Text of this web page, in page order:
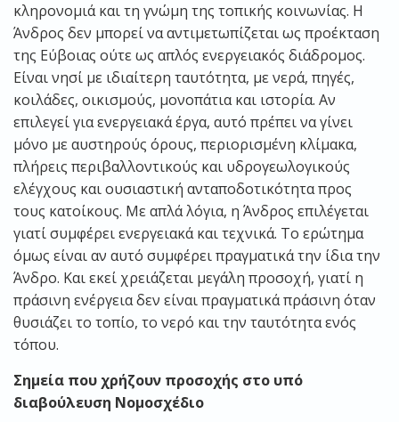
κληρονομιά και τη γνώμη της τοπικής κοινωνίας. Η
Άνδρος δεν μπορεί να αντιμετωπίζεται ως προέκταση
της Εύβοιας ούτε ως απλός ενεργειακός διάδρομος.
Είναι νησί με ιδιαίτερη ταυτότητα, με νερά, πηγές,
κοιλάδες, οικισμούς, μονοπάτια και ιστορία. Αν
επιλεγεί για ενεργειακά έργα, αυτό πρέπει να γίνει
μόνο με αυστηρούς όρους, περιορισμένη κλίμακα,
πλήρεις περιβαλλοντικούς και υδρογεωλογικούς
ελέγχους και ουσιαστική ανταποδοτικότητα προς
τους κατοίκους. Με απλά λόγια, η Άνδρος επιλέγεται
γιατί συμφέρει ενεργειακά και τεχνικά. Το ερώτημα
όμως είναι αν αυτό συμφέρει πραγματικά την ίδια την
Άνδρο. Και εκεί χρειάζεται μεγάλη προσοχή, γιατί η
πράσινη ενέργεια δεν είναι πραγματικά πράσινη όταν
θυσιάζει το τοπίο, το νερό και την ταυτότητα ενός
τόπου.
Σημεία που χρήζουν προσοχής στο υπό
διαβούλευση Νομοσχέδιο